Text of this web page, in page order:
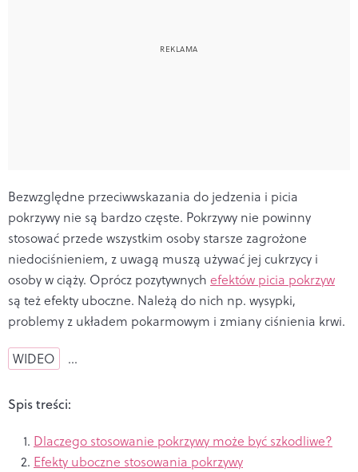
Bezwzględne przeciwwskazania do jedzenia i picia
pokrzywy nie są bardzo częste. Pokrzywy nie powinny
stosować przede wszystkim osoby starsze zagrożone
niedociśnieniem, z uwagą muszą używać jej cukrzycy i
osoby w ciąży. Oprócz pozytywnych efektów picia pokrzyw
są też efekty uboczne. Należą do nich np. wysypki,
problemy z układem pokarmowym i zmiany ciśnienia krwi.
WIDEO …
Spis treści:
Dlaczego stosowanie pokrzywy może być szkodliwe?
Efekty uboczne stosowania pokrzywy